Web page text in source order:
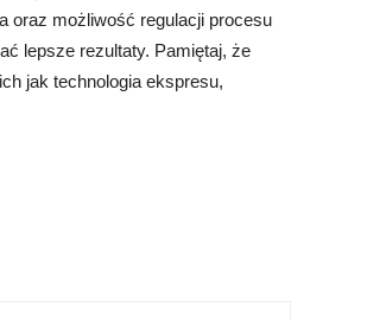
oraz możliwość regulacji procesu
lepsze rezultaty. Pamiętaj, że
jak technologia ekspresu,